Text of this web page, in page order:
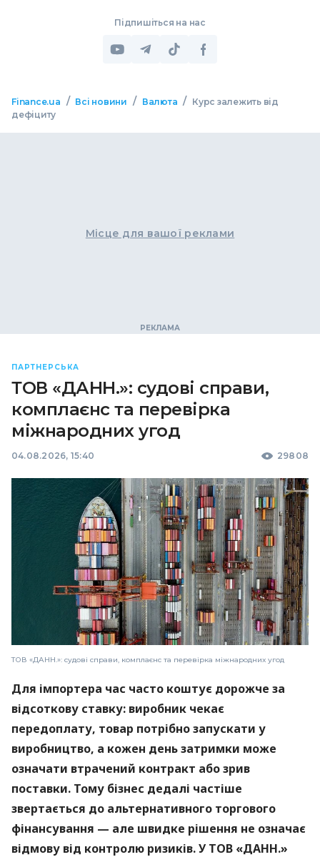
Підпишіться на нас
Finance.ua / Всі новини / Валюта / Курс залежить від
дефіциту
Місце для вашої реклами
ПАРТНЕРСЬКА
ТОВ «ДАНН.»: судові справи,
комплаєнс та перевірка
міжнародних угод
04.08.2026, 15:40 29808
ТОВ «ДАНН.»: судові справи, комплаєнс та перевірка міжнародних угод
Для імпортера час часто коштує дорожче за
відсоткову ставку: виробник чекає
передоплату, товар потрібно запускати у
виробництво, а кожен день затримки може
означати втрачений контракт або зрив
поставки. Тому бізнес дедалі частіше
звертається до альтернативного торгового
фінансування — але швидке рішення не означає
відмову від контролю ризиків. У ТОВ «ДАНН.»